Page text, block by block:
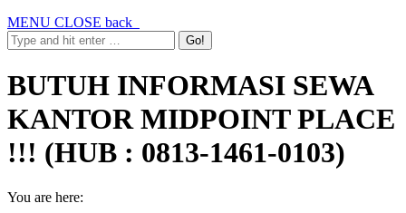
MENU CLOSE back
BUTUH INFORMASI SEWA
KANTOR MIDPOINT PLACE
!!! (HUB : 0813-1461-0103)
You are here: